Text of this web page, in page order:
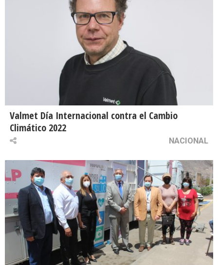
Valmet Día Internacional contra el Cambio
Climático 2022
NACIONAL